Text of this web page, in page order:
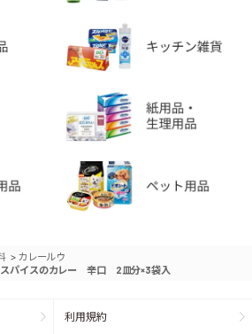
> カレールウ
パイスのカレー 辛口 2皿分×3袋入
利用規約